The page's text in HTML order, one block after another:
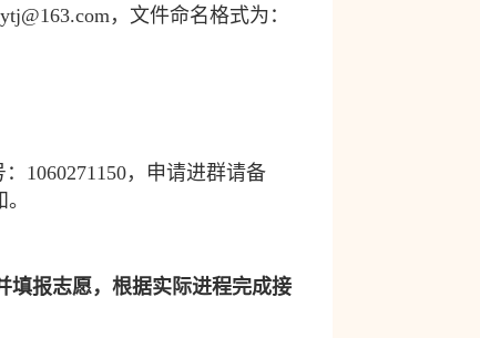
，文件命名格式为：
1060271150，申请进群请备
填报志愿，根据实际进程完成接